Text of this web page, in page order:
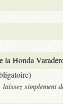
simplement